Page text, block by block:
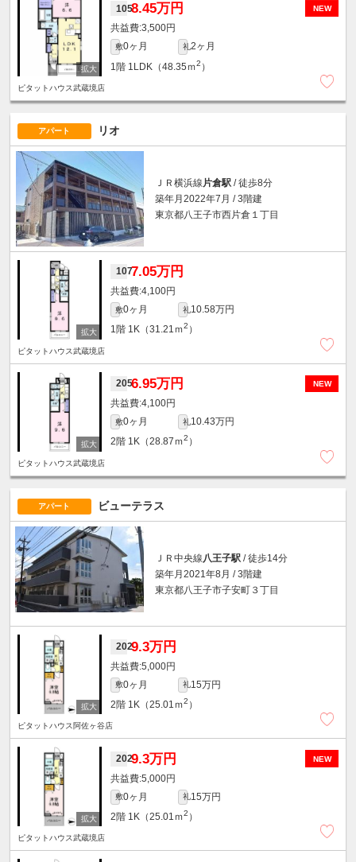
NEW
1058.45万円
3,500円
敷0ヶ月 礼2ヶ月
1階 1LDK（48.35ｍ2 ）
ピタットハウス武蔵境店
アパート リオ
ＪＲ横浜線片倉駅 / 徒歩8分
築年月2022年7月 / 3階建
東京都八王子市西片倉１丁目
1077.05万円
4,100円
敷0ヶ月 礼10.58万円
1階 1K（31.21ｍ2 ）
ピタットハウス武蔵境店
NEW
2056.95万円
4,100円
敷0ヶ月 礼10.43万円
2階 1K（28.87ｍ2 ）
ピタットハウス武蔵境店
アパート ビューテラス
ＪＲ中央線 八王子駅 / 徒歩14分
築年月2021年8月 / 3階建
東京都八王子市子安町３丁目
2029.3万円
5,000円
敷0ヶ月 礼15万円
2階 1K（25.01ｍ2 ）
ピタットハウス阿佐ヶ谷店
NEW
2029.3万円
5,000円
敷0ヶ月 礼15万円
2階 1K（25.01ｍ2 ）
ピタットハウス武蔵境店